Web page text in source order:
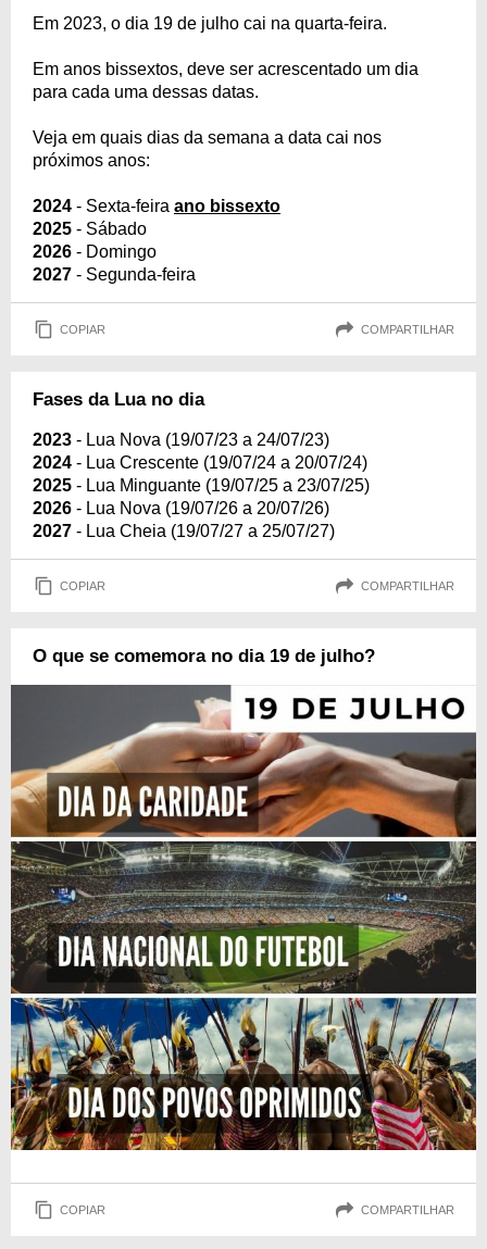
Em 2023, o dia 19 de julho cai na quarta-feira.
Em anos bissextos, deve ser acrescentado um dia
para cada uma dessas datas.
Veja em quais dias da semana a data cai nos
próximos anos:
2024 - Sexta-feira ano bissexto
2025 - Sábado
2026 - Domingo
2027 - Segunda-feira
COPIAR COMPARTILHAR
Fases da Lua no dia
2023 - Lua Nova (19/07/23 a 24/07/23)
2024 - Lua Crescente (19/07/24 a 20/07/24)
2025 - Lua Minguante (19/07/25 a 23/07/25)
2026 - Lua Nova (19/07/26 a 20/07/26)
2027 - Lua Cheia (19/07/27 a 25/07/27)
COPIAR COMPARTILHAR
O que se comemora no dia 19 de julho?
COPIAR COMPARTILHAR